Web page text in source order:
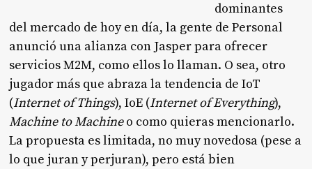
dominantes
del mercado de hoy en día, la gente de Personal
anunció una alianza con Jasper para ofrecer
servicios M2M, como ellos lo llaman. O sea, otro
jugador más que abraza la tendencia de IoT
(Internet of Things), IoE (Internet of Everything),
Machine to Machineo como quieras mencionarlo.
La propuesta es limitada, no muy novedosa (pese a
lo que juran y perjuran), pero está bien